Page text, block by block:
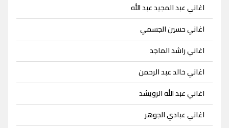
اغاني عبد المجيد عبد الله
اغاني حسين الجسمي
اغاني راشد الماجد
اغاني خالد عبد الرحمن
اغاني عبد الله الرويشد
اغاني عبادي الجوهر